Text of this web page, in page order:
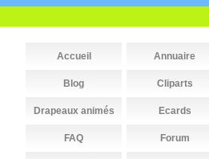
Accueil Annuaire
Blog Cliparts
Drapeaux animés Ecards
FAQ Forum